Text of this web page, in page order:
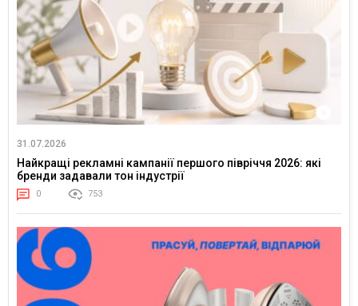
31.07.2026
Найкращі рекламні кампанії першого півріччя 2026: які
бренди задавали тон індустрії
0 753